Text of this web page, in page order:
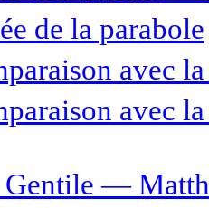
de la parabole
avec
avec
—